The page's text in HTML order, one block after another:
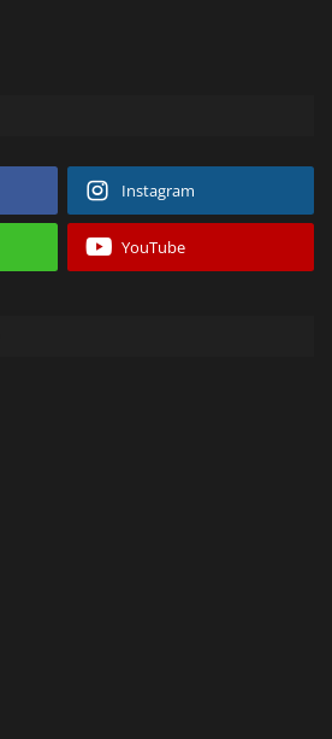
Instagram
YouTube